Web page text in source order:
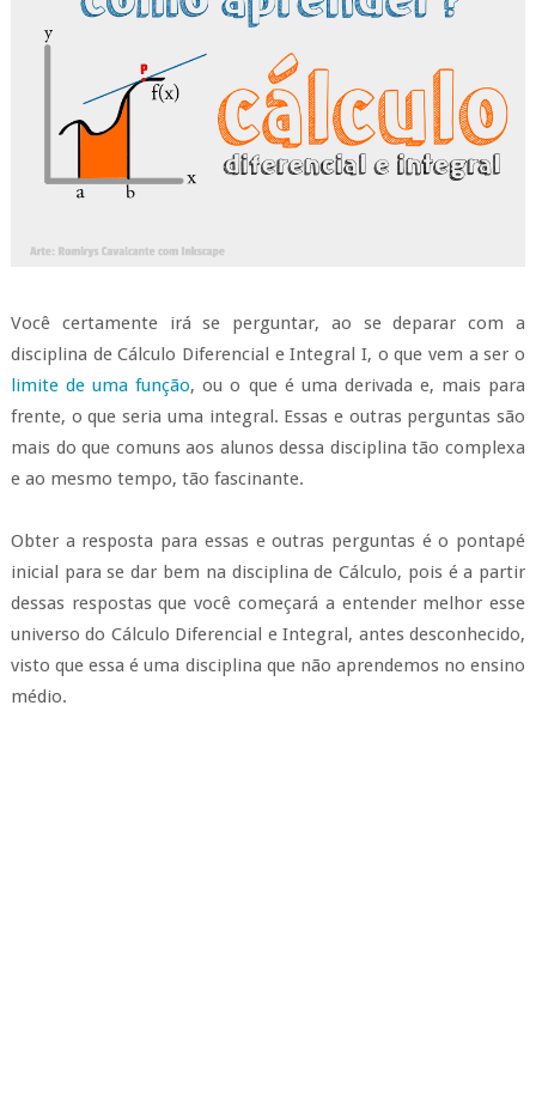
Você certamente irá se perguntar, ao se deparar com a
disciplina de Cálculo Diferencial e Integral I, o que vem a ser o
limite de uma função, ou o que é uma derivada e, mais para
frente, o que seria uma integral. Essas e outras perguntas são
mais do que comuns aos alunos dessa disciplina tão complexa
e ao mesmo tempo, tão fascinante.
Obter a resposta para essas e outras perguntas é o pontapé
inicial para se dar bem na disciplina de Cálculo, pois é a partir
dessas respostas que você começará a entender melhor esse
universo do Cálculo Diferencial e Integral, antes desconhecido,
visto que essa é uma disciplina que não aprendemos no ensino
médio.